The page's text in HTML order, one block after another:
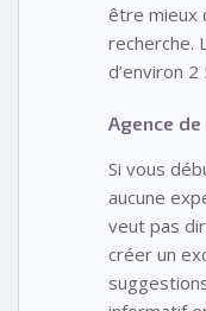
être mieux
recherche.
d’environ 2
Agence
Si vous
aucune
veut pas
créer un